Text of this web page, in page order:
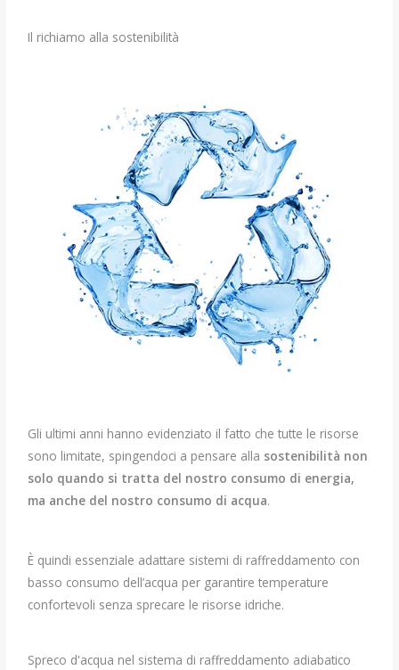
Il richiamo alla sostenibilità
Gli ultimi anni hanno evidenziato il fatto che tutte le risorse
sono limitate, spingendoci a pensare alla sostenibilità non
solo quando si tratta del nostro consumo di energia,
ma anche del nostro consumo di acqua.
È quindi essenziale adattare sistemi di raffreddamento con
basso consumo dell’acqua per garantire temperature
confortevoli senza sprecare le risorse idriche.
Spreco d'acqua nel sistema di raffreddamento adiabatico